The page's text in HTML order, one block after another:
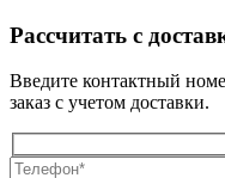
Рассчитать с
Введите контактный
заказ с учетом доставки.